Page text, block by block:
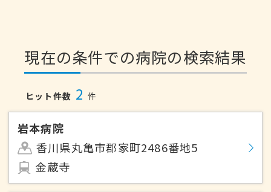
現在の条件での病院の検索結果
ヒット件数 2 件
岩本病院
香川県丸亀市郡家町2486番地5
金蔵寺